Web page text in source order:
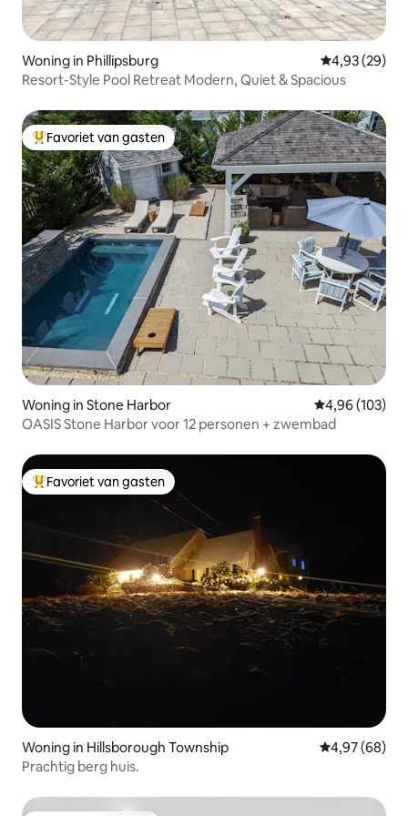
Woning in Phillipsburg Gemiddelde
4,93 (29)
Resort-Style Pool Retreat Modern, Quiet & Spacious
Topfavoriet van gasten
Favoriet van gasten
Woning in Stone Harbor Gemiddelde
4,96 (103)
OASIS Stone Harbor voor 12 personen + zwembad
Topfavoriet van gasten
Favoriet van gasten
Woning in Hillsborough Township Gemiddelde
4,97 (68)
Prachtig berg huis.